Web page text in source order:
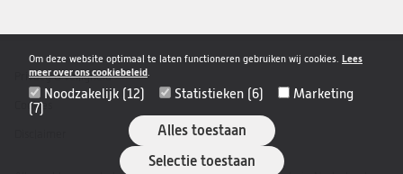
Om deze website optimaal te laten functioneren gebruiken wij cookies. Lees
meer over ons cookiebeleid.
Noodzakelijk (12) Statistieken (6)
Marketing
(7)
Alles toestaan
Selectie toestaan
Disclaimer
navigatie
Privacy & veiligheid
Cookies